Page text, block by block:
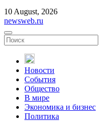
10 August, 2026
newsweb.ru
Новости
События
Общество
В мире
Экономика и бизнес
Политика